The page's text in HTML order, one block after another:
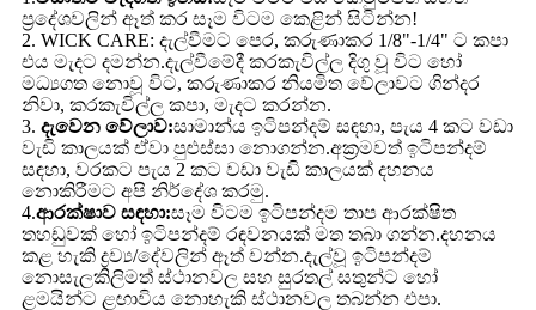
ප්‍රදේශවලින් ඈත් කර සෑම විටම කෙළින් සිටින්න!
2. WICK CARE: දැල්වීමට පෙර, කරුණාකර 1/8"-1/4" ට කපා
එය මැදට දමන්න.දැල්වීමේදී කරකැවිල්ල දිගු වූ විට හෝ
මධ්‍යගත නොවූ විට, කරුණාකර නියමිත වේලාවට ගින්දර
නිවා, කරකැවිල්ල කපා, මැදට කරන්න.
3. දැවෙන වේලාව:සාමාන්ය ඉටිපන්දම් සඳහා, පැය 4 කට වඩා
වැඩි කාලයක් ඒවා පුළුස්සා නොගන්න.අක්‍රමවත් ඉටිපන්දම්
සඳහා, වරකට පැය 2 කට වඩා වැඩි කාලයක් දහනය
නොකිරීමට අපි නිර්දේශ කරමු.
4.ආරක්ෂාව සඳහා:සෑම විටම ඉටිපන්දම තාප ආරක්ෂිත
තහඩුවක් හෝ ඉටිපන්දම් රඳවනයක් මත තබා ගන්න.දහනය
කළ හැකි ද්‍රව්‍ය/දේවලින් ඈත් වන්න.දැල්වූ ඉටිපන්දම්
නොසැලකිලිමත් ස්ථානවල සහ සුරතල් සතුන්ට හෝ
ළමයින්ට ළඟාවිය නොහැකි ස්ථානවල තබන්න එපා.